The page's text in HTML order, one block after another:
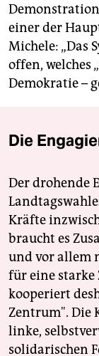
Demonstration
einer der
Michele: „Das
offen, welches
Demokratie –
Die
Der drohende
Kräfte
braucht es
und vor allem
für eine starke
kooperiert
Zentrum". Die
linke,
solidarischen